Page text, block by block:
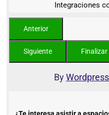
Integraciones
By